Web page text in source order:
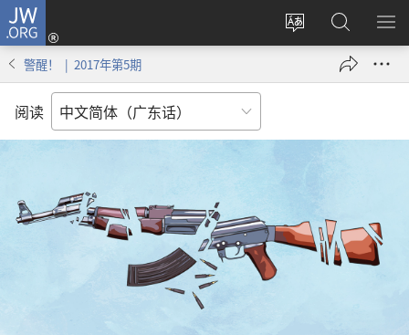
JW.ORG
更
言
登
录
（打
口）
搜
索
JW.ORG
显
警醒！ | 2017年第5期
阅读